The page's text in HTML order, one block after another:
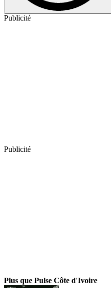
Publicité
Publicité
Plus que Pulse Côte d'Ivoire